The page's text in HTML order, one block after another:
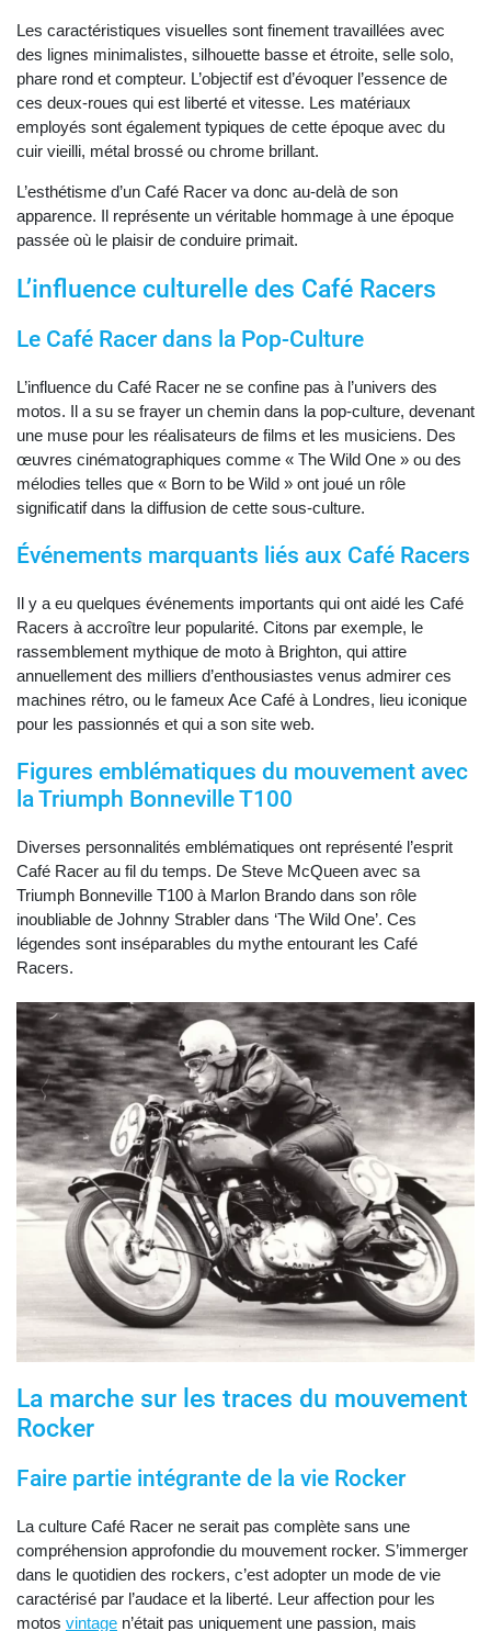
Les caractéristiques visuelles sont finement travaillées avec
des lignes minimalistes, silhouette basse et étroite, selle solo,
phare rond et compteur. L’objectif est d’évoquer l’essence de
ces deux-roues qui est liberté et vitesse. Les matériaux
employés sont également typiques de cette époque avec du
cuir vieilli, métal brossé ou chrome brillant.
L’esthétisme d’un Café Racer va donc au-delà de son
apparence. Il représente un véritable hommage à une époque
passée où le plaisir de conduire primait.
L’influence culturelle des Café Racers
Le Café Racer dans la Pop-Culture
L’influence du Café Racer ne se confine pas à l’univers des
motos. Il a su se frayer un chemin dans la pop-culture, devenant
une muse pour les réalisateurs de films et les musiciens. Des
œuvres cinématographiques comme « The Wild One » ou des
mélodies telles que « Born to be Wild » ont joué un rôle
significatif dans la diffusion de cette sous-culture.
Événements marquants liés aux Café Racers
Il y a eu quelques événements importants qui ont aidé les Café
Racers à accroître leur popularité. Citons par exemple, le
rassemblement mythique de moto à Brighton, qui attire
annuellement des milliers d’enthousiastes venus admirer ces
machines rétro, ou le fameux Ace Café à Londres, lieu iconique
pour les passionnés et qui a son site web.
Figures emblématiques du mouvement avec
la Triumph Bonneville T100
Diverses personnalités emblématiques ont représenté l’esprit
Café Racer au fil du temps. De Steve McQueen avec sa
Triumph Bonneville T100 à Marlon Brando dans son rôle
inoubliable de Johnny Strabler dans ‘The Wild One’. Ces
légendes sont inséparables du mythe entourant les Café
Racers.
La marche sur les traces du mouvement
Rocker
Faire partie intégrante de la vie Rocker
La culture Café Racer ne serait pas complète sans une
compréhension approfondie du mouvement rocker. S’immerger
dans le quotidien des rockers, c’est adopter un mode de vie
caractérisé par l’audace et la liberté. Leur affection pour les
motos vintage n’était pas uniquement une passion, mais